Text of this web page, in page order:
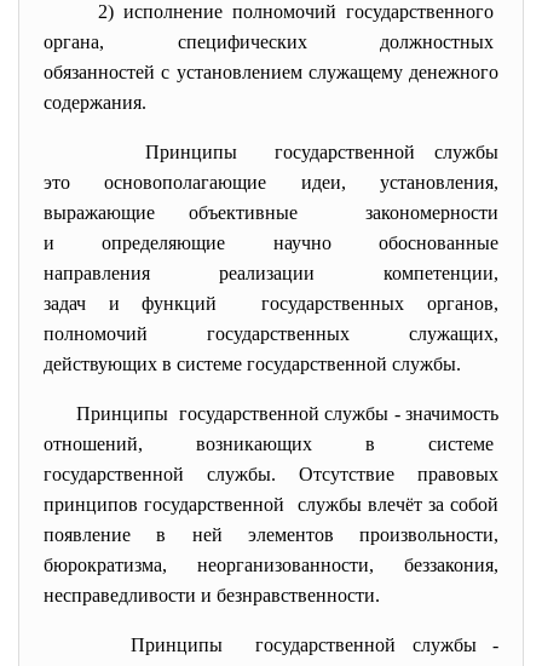
2) исполнение полномочий государственного
органа, специфических должностных
обязанностей с установлением служащему денежного
содержания.
Принципы государственной службы
это основополагающие идеи, установления,
выражающие объективные закономерности
и определяющие научно обоснованные
направления реализации компетенции,
задач и функций государственных органов,
полномочий государственных служащих,
действующих в системе государственной службы.
Принципы государственной службы - значимость
отношений, возникающих в системе
государственной службы. Отсутствие правовых
принципов государственной службы влечёт за собой
появление в ней элементов произвольности,
бюрократизма, неорганизованности, беззакония,
несправедливости и безнравственности.
Принципы государственной службы -